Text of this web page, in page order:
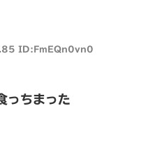
ID:FmEQn0vn0
っちまった